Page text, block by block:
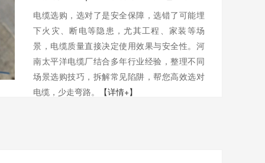
电缆选购，选对了是安全保障，选错了可能埋
下火灾、断电等隐患，尤其工程、家装等场
景，电缆质量直接决定使用效果与安全性。河
南太平洋电缆厂结合多年行业经验，整理不同
场景选购技巧，拆解常见陷阱，帮您高效选对
电缆，少走弯路。
【详情+】